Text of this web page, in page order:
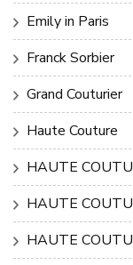
Emily in Paris
Franck Sorbier
Grand Couturier
Haute Couture
HAUTE
HAUTE
HAUTE